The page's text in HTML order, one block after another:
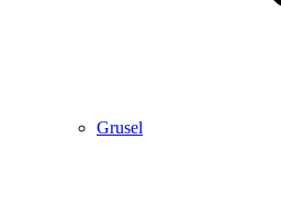
Grusel